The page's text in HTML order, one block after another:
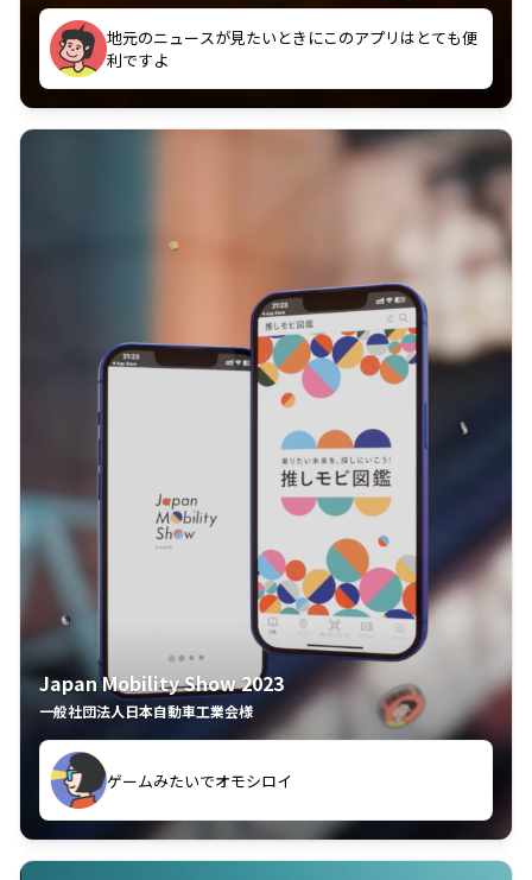
中京テレビのおもしろ番組が視聴可能地域外からも見
れるの嬉しいポイント
いつも利用させていただいております！
Japan Mobility Show 2023
一般社団法人日本自動車工業会様
ゲームみたいでオモシロイ
久々のモーターショーがアプリでもっと楽しめました